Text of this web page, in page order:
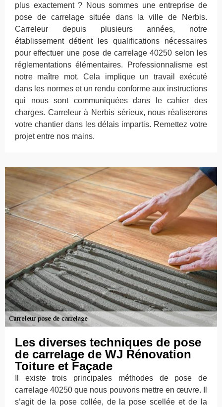
plus exactement ? Nous sommes une entreprise de
pose de carrelage située dans la ville de Nerbis.
Carreleur depuis plusieurs années, notre
établissement détient les qualifications nécessaires
pour effectuer une pose de carrelage 40250 selon les
réglementations élémentaires. Professionnalisme est
notre maître mot. Cela implique un travail exécuté
dans les normes et un rendu conforme aux instructions
qui nous sont communiquées dans le cahier des
charges. Carreleur à Nerbis sérieux, nous réaliserons
votre chantier dans les délais impartis. Remettez votre
projet entre nos mains.
Les diverses techniques de pose
de carrelage de WJ Rénovation
Toiture et Façade
Il existe trois principales méthodes de pose de
carrelage 40250 que nous pouvons mettre en œuvre. Il
s’agit de la pose collée, de la pose scellée et de la